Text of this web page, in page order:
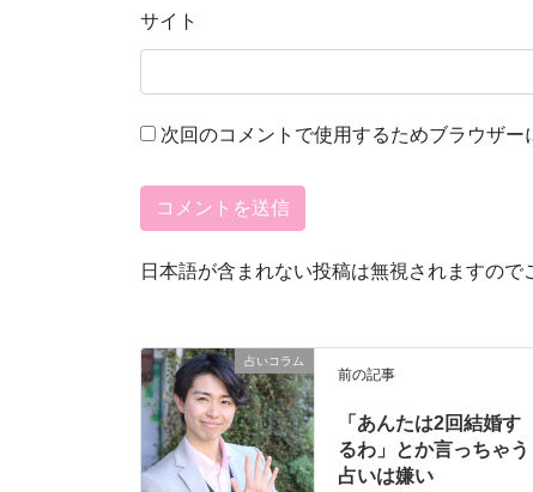
サイト
次回のコメントで使用するためブラウザー
日本語が含まれない投稿は無視されますので
占いコラム
前の記事
「あんたは2回結婚す
るわ」とか言っちゃう
占いは嫌い